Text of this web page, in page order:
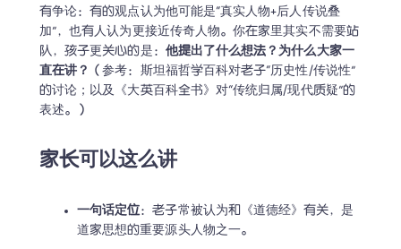
有争论：有的观点认为他可能是“真实人物+后人传说叠
加”，也有人认为更接近传奇人物。你在家里其实不需要站
队，孩子更关心的是： 他提出了什么想法？为什么大家一
直在讲？ （参考：斯坦福哲学百科对老子“历史性/传说性”
的讨论；以及《大英百科全书》对“传统归属/现代质疑”的
表述。）
家长可以这么讲
一句话定位：老子常被认为和《道德经》有关，是
道家思想的重要源头人物之一。